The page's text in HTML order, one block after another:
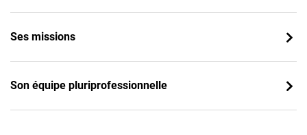
Ses missions
Son équipe pluriprofessionnelle